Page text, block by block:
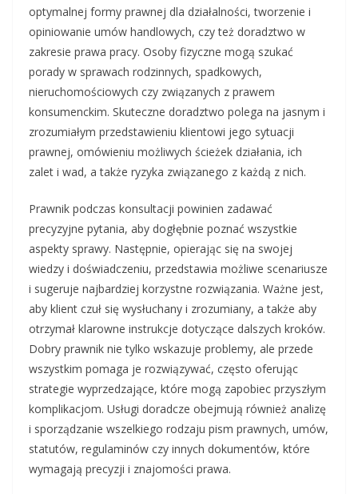
optymalnej formy prawnej dla działalności, tworzenie i
opiniowanie umów handlowych, czy też doradztwo w
zakresie prawa pracy. Osoby fizyczne mogą szukać
porady w sprawach rodzinnych, spadkowych,
nieruchomościowych czy związanych z prawem
konsumenckim. Skuteczne doradztwo polega na jasnym i
zrozumiałym przedstawieniu klientowi jego sytuacji
prawnej, omówieniu możliwych ścieżek działania, ich
zalet i wad, a także ryzyka związanego z każdą z nich.
Prawnik podczas konsultacji powinien zadawać
precyzyjne pytania, aby dogłębnie poznać wszystkie
aspekty sprawy. Następnie, opierając się na swojej
wiedzy i doświadczeniu, przedstawia możliwe scenariusze
i sugeruje najbardziej korzystne rozwiązania. Ważne jest,
aby klient czuł się wysłuchany i zrozumiany, a także aby
otrzymał klarowne instrukcje dotyczące dalszych kroków.
Dobry prawnik nie tylko wskazuje problemy, ale przede
wszystkim pomaga je rozwiązywać, często oferując
strategie wyprzedzające, które mogą zapobiec przyszłym
komplikacjom. Usługi doradcze obejmują również analizę
i sporządzanie wszelkiego rodzaju pism prawnych, umów,
statutów, regulaminów czy innych dokumentów, które
wymagają precyzji i znajomości prawa.